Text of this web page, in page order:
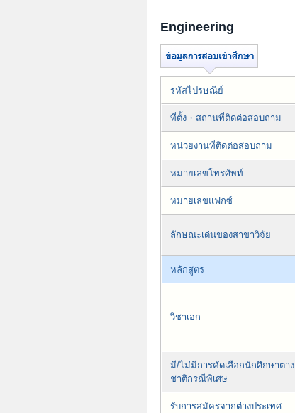
Engineering
รหัสไปรษณีย์
ที่ตั้ง・สถานที่ติดต่อสอบถาม
หน่วยงานที่ติดต่อสอบถาม
หมายเลขโทรศัพท์
หมายเลขแฟกซ์
ลักษณะเด่นของสาขาวิจัย
หลักสูตร
วิชาเอก
มี/ไม่มีการคัดเลือกนักศึกษาต่าง
ชาติกรณีพิเศษ
รับการสมัครจากต่างประเทศ